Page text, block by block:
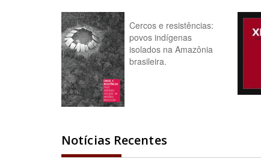
Cercos e resistências:
povos indígenas
isolados na Amazônia
brasileira.
Notícias Recentes